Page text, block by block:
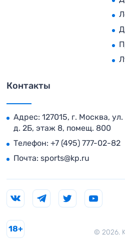
Контакты
Адрес: 127015, г. Москва,
д. 2Б, этаж 8, помещ. 800
Телефон: +7 (495) 777-02-82
Почта: sports@kp.ru
© 2026.
18+